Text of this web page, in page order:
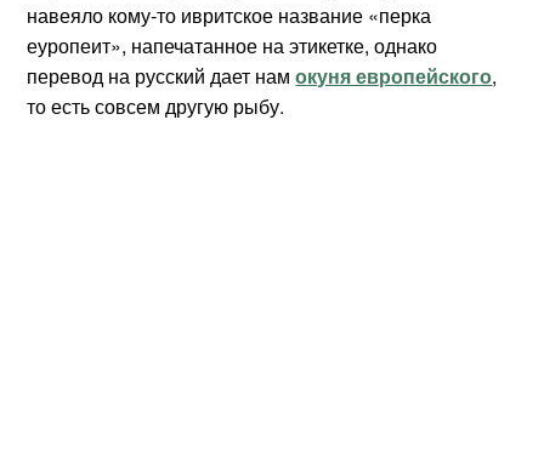
навеяло кому-то ивритское название «перка
еуропеит», напечатанное на этикетке, однако
перевод на русский дает намокуня европейского,
то есть совсем другую рыбу.